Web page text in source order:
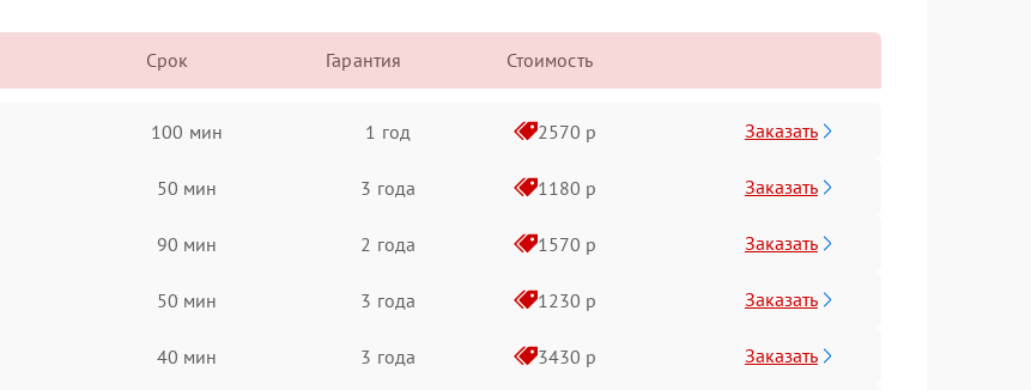
Срок Гарантия Стоимость
100 мин 1 год 2570 р Заказать
50 мин 3 года 1180 р Заказать
90 мин 2 года 1570 р Заказать
50 мин 3 года 1230 р Заказать
40 мин 3 года 3430 р Заказать